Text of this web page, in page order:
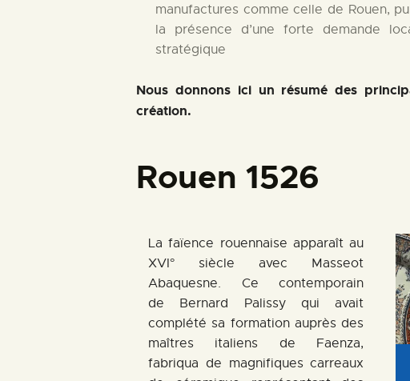
manufactures comme celle de Rouen,
la présence d’une forte demande
stratégique
Nous donnons ici un résumé des
création.
Rouen 1526
La faïence rouennaise apparaît au
XVI° siècle avec Masseot
Abaquesne. Ce contemporain
de Bernard Palissy qui avait
complété sa formation auprès des
maîtres italiens de Faenza,
fabriqua de magnifiques carreaux